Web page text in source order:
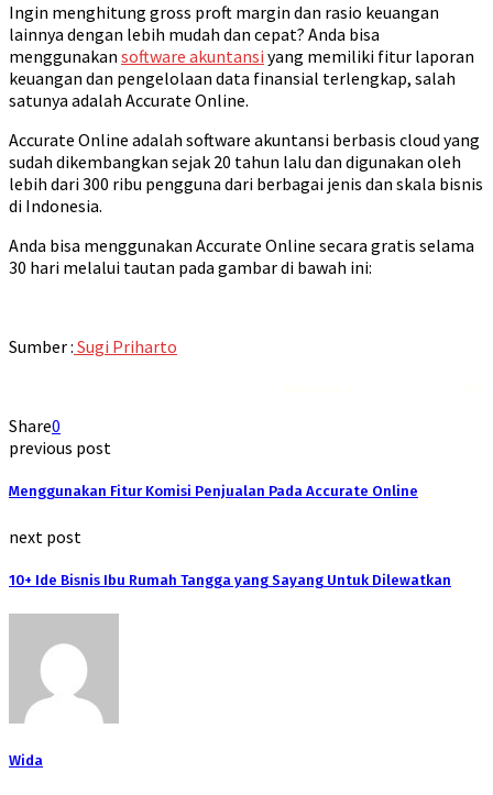
Ingin menghitung gross proft margin dan rasio keuangan
lainnya dengan lebih mudah dan cepat? Anda bisa
menggunakan software akuntansi yang memiliki fitur laporan
keuangan dan pengelolaan data finansial terlengkap, salah
satunya adalah Accurate Online.
Accurate Online adalah software akuntansi berbasis cloud yang
sudah dikembangkan sejak 20 tahun lalu dan digunakan oleh
lebih dari 300 ribu pengguna dari berbagai jenis dan skala bisnis
di Indonesia.
Anda bisa menggunakan Accurate Online secara gratis selama
30 hari melalui tautan pada gambar di bawah ini:
Sumber : Sugi Priharto
Share0
previous post
Menggunakan Fitur Komisi Penjualan Pada Accurate Online
next post
10+ Ide Bisnis Ibu Rumah Tangga yang Sayang Untuk Dilewatkan
Wida